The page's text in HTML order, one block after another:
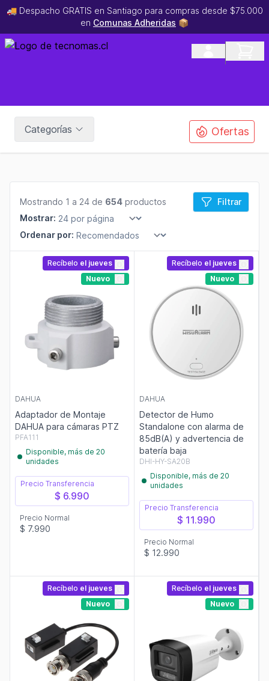
🚚 Despacho GRATIS en Santiago para compras desde $75.000
en Comunas Adheridas 📦
Categorías Ofertas
Mostrando 1 a 24 de 654 productos
Filtrar
Mostrar:
Ordenar por:
Recíbelo el jueves
Nuevo
DAHUA
Adaptador de Montaje
DAHUA para cámaras PTZ
PFA111
Disponible, más de 20
unidades
Precio Transferencia
$ 6.990
Precio Normal
$ 7.990
Recíbelo el jueves
Nuevo
DAHUA
Detector de Humo
Standalone con alarma de
85dB(A) y advertencia de
batería baja
DHI-HY-SA20B
Disponible, más de 20
unidades
Precio Transferencia
$ 11.990
Precio Normal
$ 12.990
Recíbelo el jueves
Nuevo
Recíbelo el jueves
Nuevo